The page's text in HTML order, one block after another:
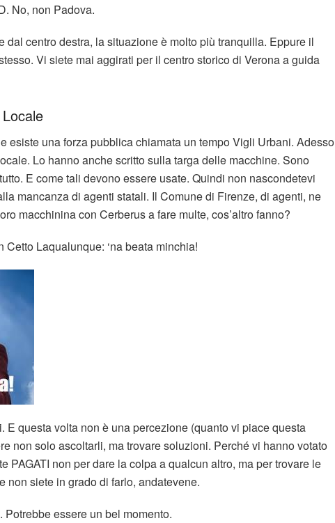
No, non Padova.
dal centro destra, la situazione è molto più tranquilla. Eppure il
Vi siete mai aggirati per il centro storico di Verona a guida
esiste una forza pubblica chiamata un tempo Vigli Urbani. Adesso
Lo hanno anche scritto sulla targa delle macchine. Sono
E come tali devono essere usate. Quindi non nascondetevi
mancanza di agenti statali. Il Comune di Firenze, di agenti, ne
macchinina con Cerberus a fare multe, cos’altro fanno?
Laqualunque: ‘na beata minchia!
E questa volta non è una percezione (quanto vi piace questa
non solo ascoltarli, ma trovare soluzioni. Perché vi hanno votato
PAGATI non per dare la colpa a qualcun altro, ma per trovare le
non siete in grado di farlo, andatevene.
essere un bel momento.